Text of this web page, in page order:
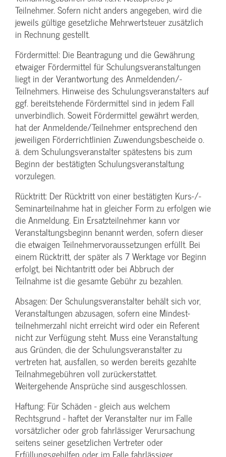
Teilnehmer. Sofern nicht anders angegeben, wird die
jeweils gültige gesetzliche Mehrwertsteuer zusätzlich
in Rechnung gestellt.
Fördermittel: Die Beantragung und die Gewährung
etwaiger Fördermittel für Schulungs­veranstaltungen
liegt in der Verantwortung des Anmeldenden/­
Teilnehmers. Hinweise des Schulungs­veranstalters auf
ggf. bereitstehende Fördermittel sind in jedem Fall
unverbindlich. Soweit Fördermittel gewährt werden,
hat der Anmeldende/­Teilnehmer entsprechend den
jeweiligen Förderrichtlinien Zuwendungs­bescheide o.
ä. dem Schulungs­veranstalter spätestens bis zum
Beginn der bestätigten Schulungs­veranstaltung
vorzulegen.
Rücktritt: Der Rücktritt von einer bestätigten Kurs-/­
Seminarteilnahme hat in gleicher Form zu erfolgen wie
die Anmeldung. Ein Ersatzteilnehmer kann vor
Veranstaltungs­beginn benannt werden, sofern dieser
die etwaigen Teilnehmer­voraussetzungen erfüllt. Bei
einem Rücktritt, der später als 7 Werktage vor Beginn
erfolgt, bei Nichtantritt oder bei Abbruch der
Teilnahme ist die gesamte Gebühr zu bezahlen.
Absagen: Der Schulungs­veranstalter behält sich vor,
Veranstaltungen abzusagen, sofern eine Mindest­
teilnehmerzahl nicht erreicht wird oder ein Referent
nicht zur Verfügung steht. Muss eine Veranstaltung
aus Gründen, die der Schulungs­veranstalter zu
vertreten hat, ausfallen, so werden bereits gezahlte
Teilnahme­gebühren voll zurückerstattet.
Weitergehende Ansprüche sind ausgeschlossen.
Haftung: Für Schäden - gleich aus welchem
Rechtsgrund - haftet der Veranstalter nur im Falle
vorsätzlicher oder grob fahrlässiger Verursachung
seitens seiner gesetzlichen Vertreter oder